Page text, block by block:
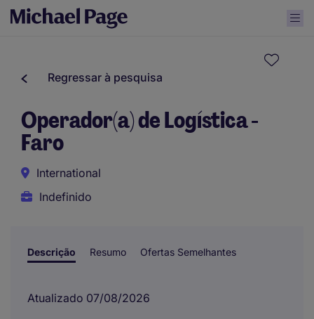
Regressar à pesquisa
Operador(a) de Logística -
Faro
International
Indefinido
Descrição Resumo Ofertas Semelhantes
Atualizado 07/08/2026